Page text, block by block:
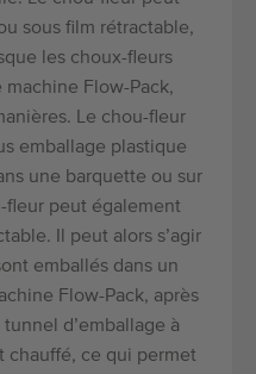
sous film rétractable,
les choux-fleurs
machine Flow-Pack,
Le chou-fleur
emballage plastique
une barquette ou sur
fleur peut également
Il peut alors s’agir
emballés dans un
Flow-Pack, après
d’emballage à
chauffé, ce qui permet